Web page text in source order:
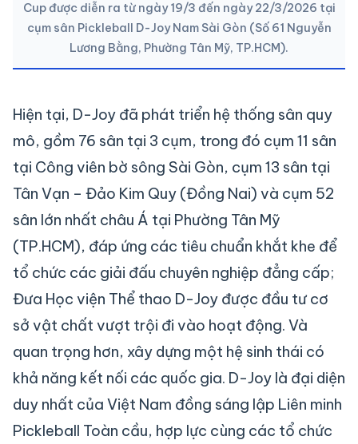
Cup được diễn ra từ ngày 19/3 đến ngày 22/3/2026 tại
cụm sân Pickleball D-Joy Nam Sài Gòn (Số 61 Nguyễn
Lương Bằng, Phường Tân Mỹ, TP.HCM).
Hiện tại, D-Joy đã phát triển hệ thống sân quy
mô, gồm 76 sân tại 3 cụm, trong đó cụm 11 sân
tại Công viên bờ sông Sài Gòn, cụm 13 sân tại
Tân Vạn – Đảo Kim Quy (Đồng Nai) và cụm 52
sân lớn nhất châu Á tại Phường Tân Mỹ
(TP.HCM), đáp ứng các tiêu chuẩn khắt khe để
tổ chức các giải đấu chuyên nghiệp đẳng cấp;
Đưa Học viện Thể thao D-Joy được đầu tư cơ
sở vật chất vượt trội đi vào hoạt động. Và
quan trọng hơn, xây dựng một hệ sinh thái có
khả năng kết nối các quốc gia. D-Joy là đại diện
duy nhất của Việt Nam đồng sáng lập Liên minh
Pickleball Toàn cầu, hợp lực cùng các tổ chức